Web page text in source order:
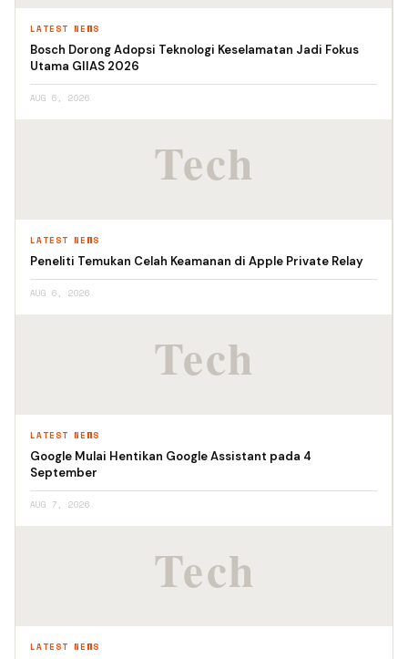
LATEST NEWS
Bosch Dorong Adopsi Teknologi Keselamatan Jadi Fokus
Utama GIIAS 2026
AUG 6, 2026
LATEST NEWS
Peneliti Temukan Celah Keamanan di Apple Private Relay
AUG 6, 2026
LATEST NEWS
Google Mulai Hentikan Google Assistant pada 4
September
AUG 7, 2026
LATEST NEWS